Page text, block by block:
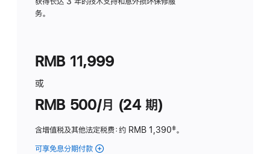
务。
RMB 11,999
或
RMB 500/月 (24 期)
含增值税及其他法定税费：约 RMB 1,390脚
‡。
可享免息分期付款 (Studio